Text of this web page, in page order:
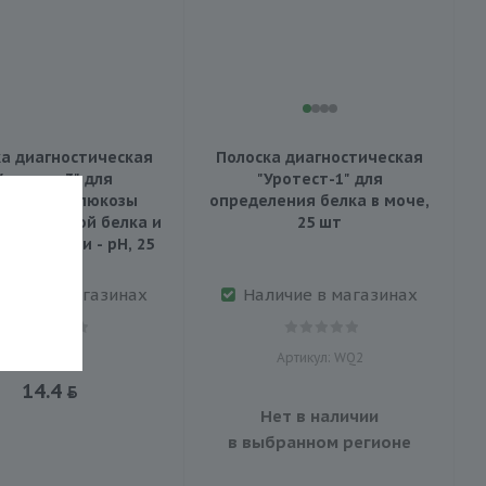
диагностическая
3" для
глюкозы
белка и
мочи - pH, 25
в магазинах
14.4
Полоска диагностическая
"Уротест-1" для
определения белка в моче,
25 шт
Наличие в магазинах
Артикул: WQ2
Нет в наличии
в выбранном регионе